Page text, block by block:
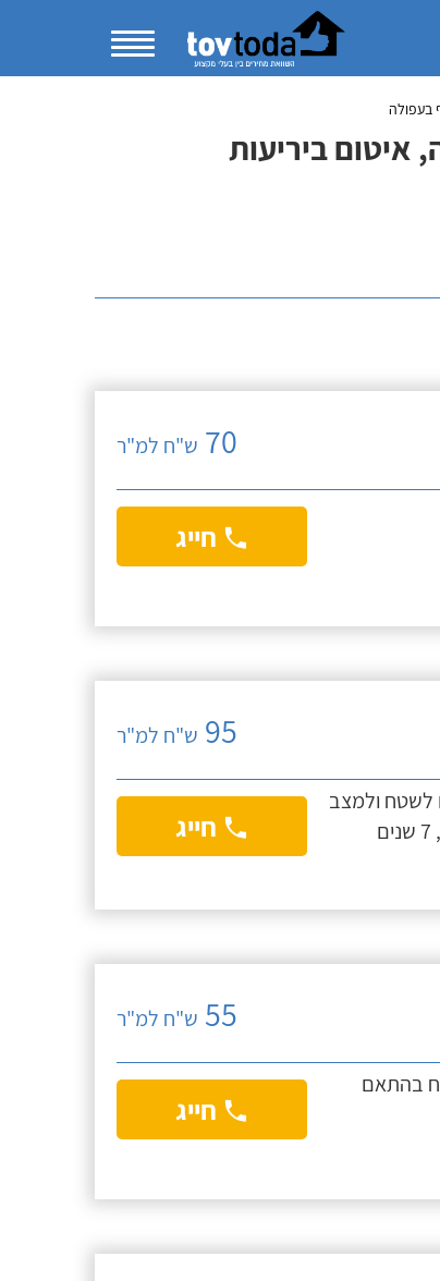
100 מ"ר) בעפולה, איטום ביריעות
70 ש"ח למ"ר
חייג
95 ש"ח למ"ר
לשטח ולמצב
הגג והעבודה הנדרשת, מחיר מדויק יינתן במקום העבודה, 7 שנים
חייג
55 ש"ח למ"ר
בהתאם
חייג